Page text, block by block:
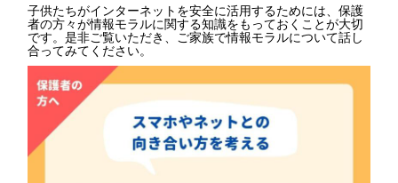
子供たちがインターネットを安全に活用するためには、保護
者の方々が情報モラルに関する知識をもっておくことが大切
です。是非ご覧いただき、ご家族で情報モラルについて話し
合ってみてください。